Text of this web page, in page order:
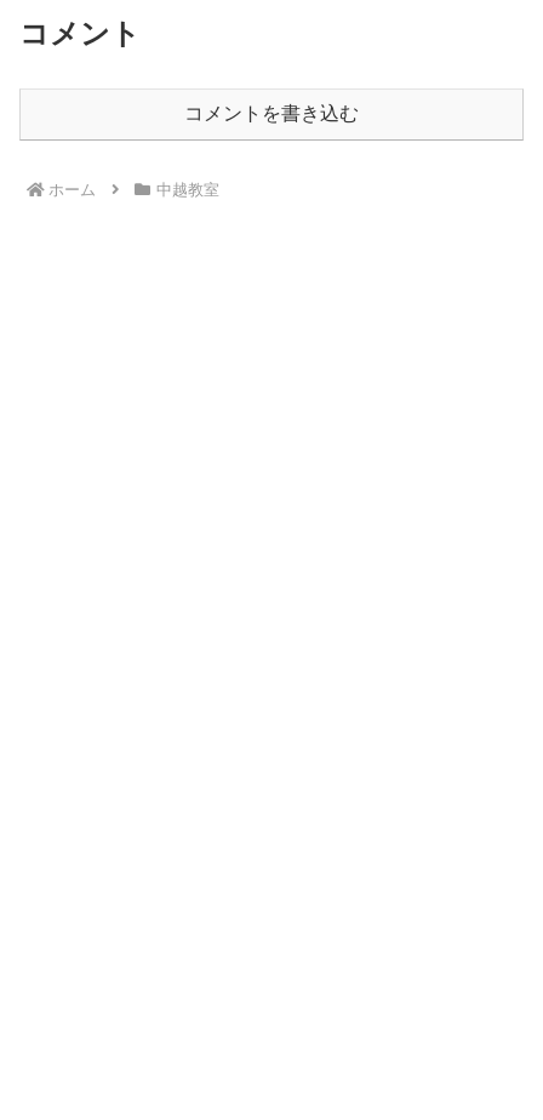
コメント
コメントを書き込む
ホーム 中越教室